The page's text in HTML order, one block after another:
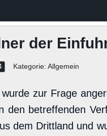
der
Kategorie: Allgemein
zur Frage
den betreffenden
dem Drittland und